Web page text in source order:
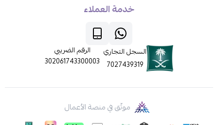
خدمة العملاء
السجل التجاري
7027439319
الرقم الضريبي
302061743300003
موثّق في منصة الأعمال